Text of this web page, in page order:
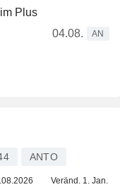
Plus
04.08.
AN
ANTO
Veränd. 1. Jan.